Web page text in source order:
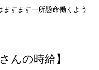
すます一所懸命働くよう
んの時給】